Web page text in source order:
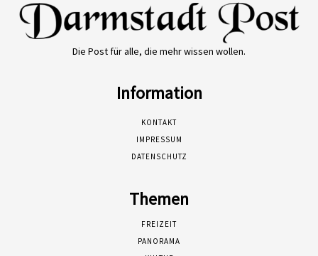
Die Post für alle, die mehr wissen wollen.
Information
KONTAKT
IMPRESSUM
DATENSCHUTZ
Themen
FREIZEIT
PANORAMA